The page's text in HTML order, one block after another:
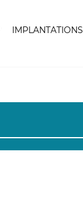
IMPLANTATIONS